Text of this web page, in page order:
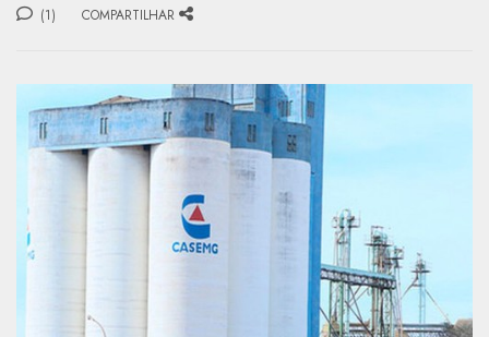
(1) COMPARTILHAR